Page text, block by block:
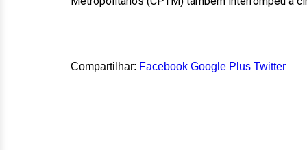
Compartilhar: Facebook Google Plus Twitter